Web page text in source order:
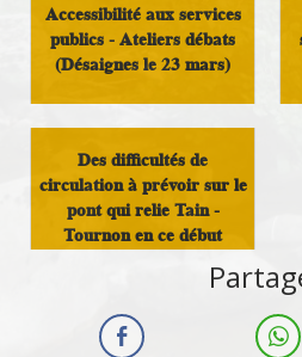
Accessibilité aux services
publics - Ateliers débats
(Désaignes le 23 mars)
Des difficultés de
circulation à prévoir sur le
pont qui relie Tain -
Tournon en ce début
Infos Rassemblement
autour du Doux